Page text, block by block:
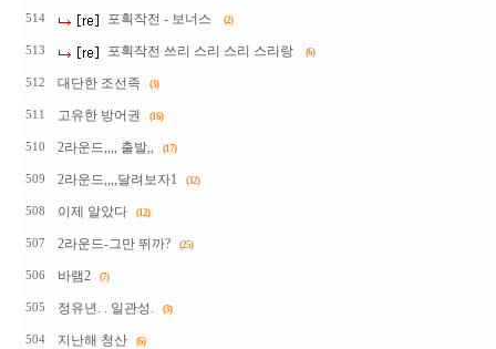
514 포획작전 - 보너스 (2)
513 포획작전 쓰리 스리 스리 스리랑 (6)
512 대단한 조선족 (3)
511 고유한 방어권 (16)
510 2라운드,,,, 출발,, (17)
509 2라운드,,,,달려보자1 (32)
508 이제 알았다 (12)
507 2라운드-그만 뛰까? (25)
506 바램2 (7)
505 정유년. . 일관성. (3)
504 지난해 청산 (6)